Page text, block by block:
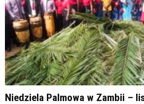
Niedziela Palmowa w Zambii –